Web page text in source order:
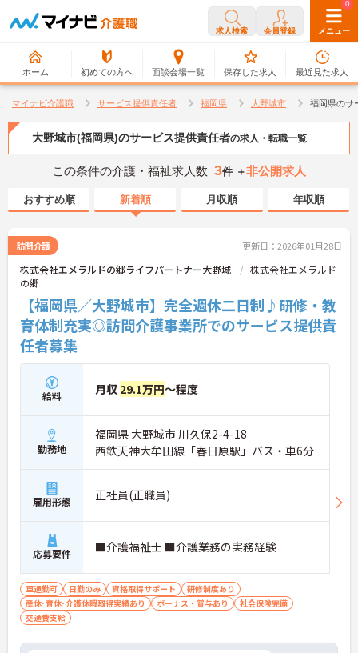
求人検索 会員登録 メニュー
ホーム 初めての方へ 面談会場一覧
0
保存した求人
0
最近見た求人
マイナビ介護職 サービス提供責任者 福岡県 大野城市 福岡県のサ
大野城市(福岡県)のサービス提供責任者の求人・転職一覧
この条件の介護・福祉求人数 3件 ＋非公開求人
おすすめ順 新着順 月収順 年収順
訪問介護 更新日：2026年01月28日
株式会社エメラルドの郷ライフパートナー大野城
株式会社エメラルド
の郷
【福岡県／大野城市】完全週休二日制♪研修・教
育体制充実◎訪問介護事業所でのサービス提供責
任者募集
給料 月収 29.1万円～程度
勤務地
福岡県 大野城市 川久保2-4-18
西鉄天神大牟田線「春日原駅」バス・車6分
雇用形態 正社員(正職員)
応募要件 ■介護福祉士 ■介護業務の実務経験
車通勤可 日勤のみ 資格取得サポート
研修制度あり
産休･育休･介護休暇取得実績あり
ボーナス・賞与あり
社会保険完備
交通費支給